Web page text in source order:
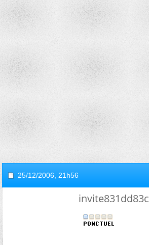
25/12/2006, 21h56
invite831dd83c